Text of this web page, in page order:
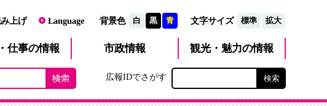
上げ Language 背景色 白 黒 青 文字サイズ 標準 拡大
仕事の情報 市政情報 観光・魅力の情報
広報IDでさがす